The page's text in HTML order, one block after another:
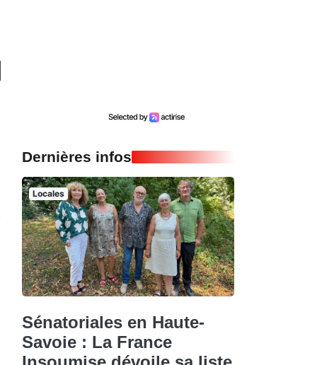
Dernières infos
Locales
Sénatoriales en Haute-
Savoie : La France